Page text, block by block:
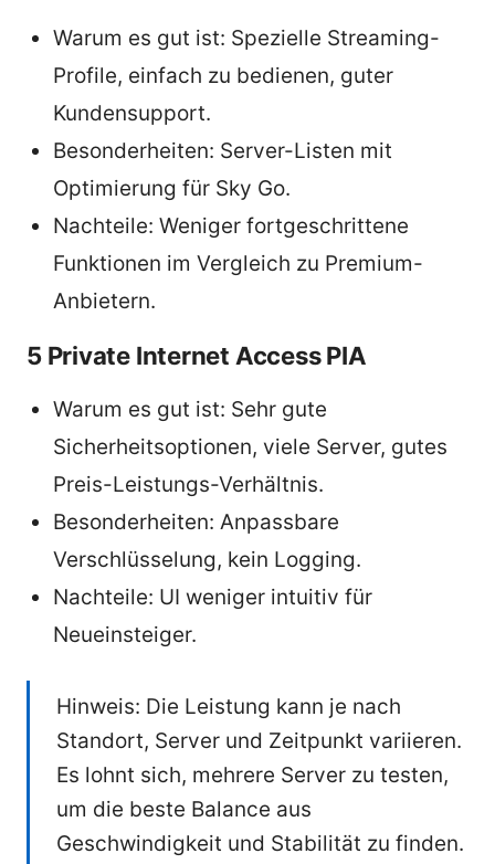
Warum es gut ist: Spezielle Streaming-
Profile, einfach zu bedienen, guter
Kundensupport.
Besonderheiten: Server-Listen mit
Optimierung für Sky Go.
Nachteile: Weniger fortgeschrittene
Funktionen im Vergleich zu Premium-
Anbietern.
5 Private Internet Access PIA
Warum es gut ist: Sehr gute
Sicherheitsoptionen, viele Server, gutes
Preis-Leistungs-Verhältnis.
Besonderheiten: Anpassbare
Verschlüsselung, kein Logging.
Nachteile: UI weniger intuitiv für
Neueinsteiger.
Hinweis: Die Leistung kann je nach
Standort, Server und Zeitpunkt variieren.
Es lohnt sich, mehrere Server zu testen,
um die beste Balance aus
Geschwindigkeit und Stabilität zu finden.